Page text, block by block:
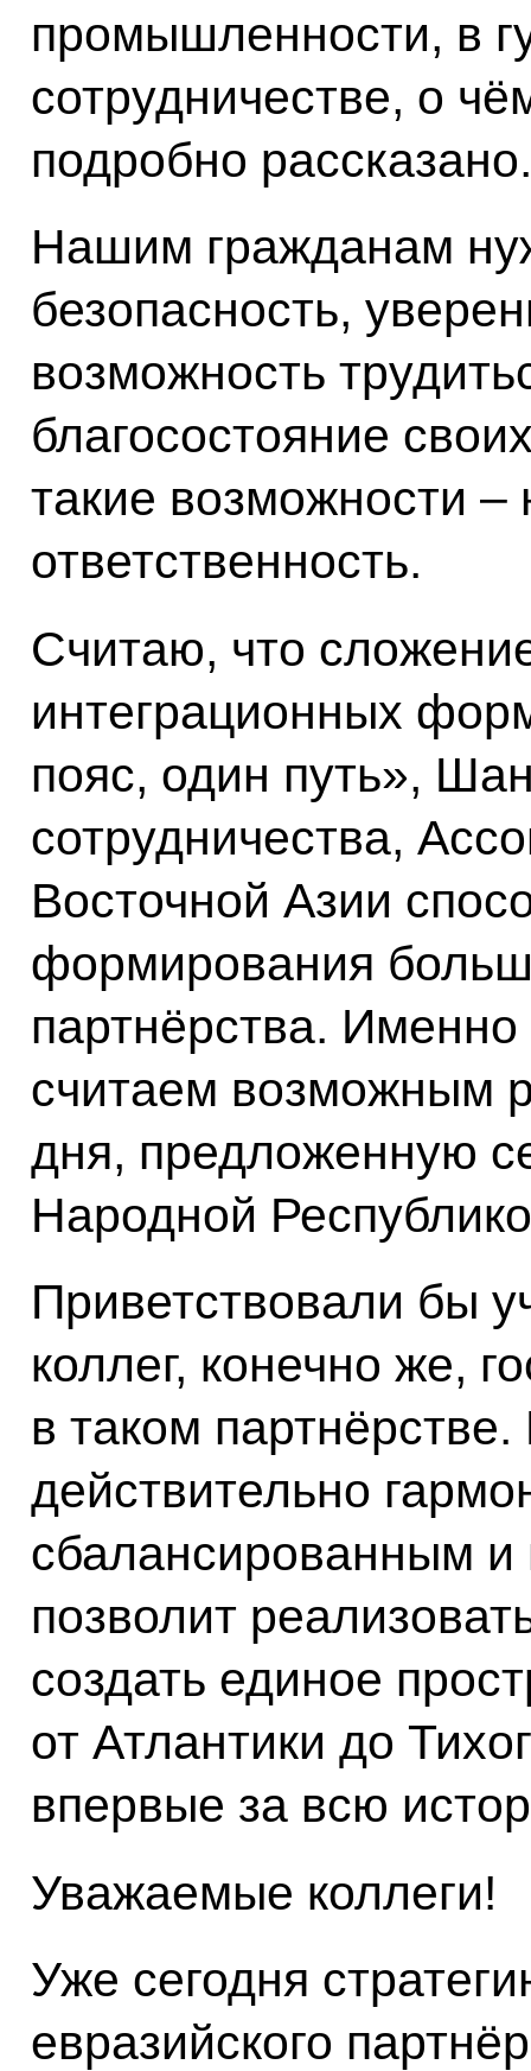
промышленности, в
сотрудничестве, о
подробно рассказано.
Нашим гражданам
безопасность,
возможность
благосостояние
такие возможности
ответственность.
Считаю, что
интеграционных
пояс, один путь»,
сотрудничества,
Восточной Азии
формирования
партнёрства.
считаем возможным
дня, предложенную
Народной
Приветствовали бы
коллег, конечно же,
в таком
действительно
сбалансированным
позволит
создать единое
от Атлантики до
впервые за всю
Уважаемые коллеги!
Уже сегодня
евразийского